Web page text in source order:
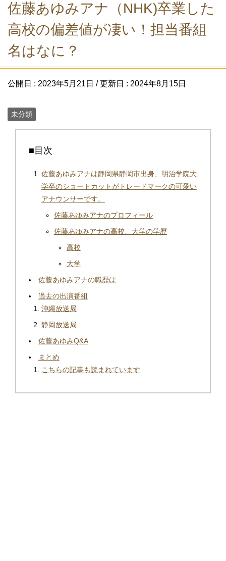
佐藤あゆみアナ（NHK)卒業した
高校の偏差値が凄い！担当番組
名はなに？
公開日 : 2023年5月21日 / 更新日 : 2024年8月15日
未分類
■目次
佐藤あゆみアナは静岡県静岡市出身、明治学院大
学卒のショートカットがトレードマークの可愛い
アナウンサーです。
佐藤あゆみアナのプロフィール
佐藤あゆみアナの高校、大学の学歴
高校
大学
佐藤あゆみアナの職歴は
過去の出演番組
沖縄放送局
静岡放送局
佐藤あゆみQ&A
まとめ
こちらの記事も読まれています